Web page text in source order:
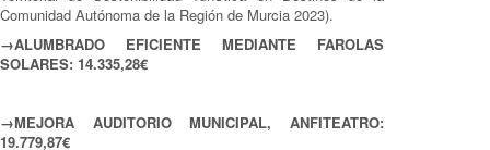
Comunidad Autónoma de la Región de Murcia 2023).
→ALUMBRADO EFICIENTE MEDIANTE FAROLAS
SOLARES: 14.335,28€
→MEJORA AUDITORIO MUNICIPAL, ANFITEATRO:
19.779,87€